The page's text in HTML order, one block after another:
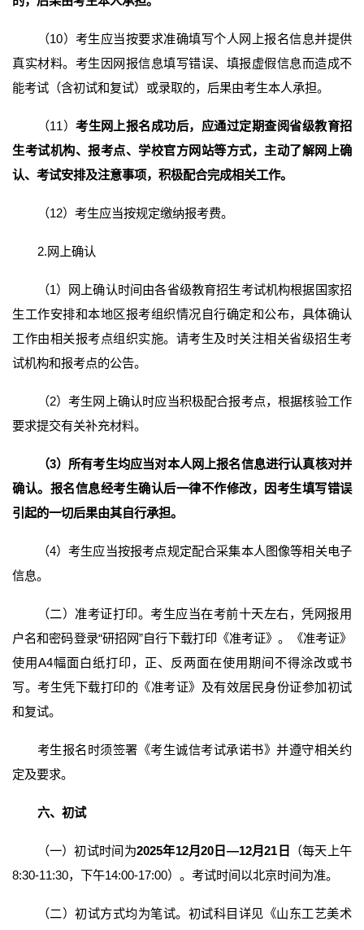
（10）考生应当按要求准确填写个人网上报名信息并提供
真实材料。考生因网报信息填写错误、填报虚假信息而造成不
能考试（含初试和复试）或录取的，后果由考生本人承担。
（11）考生网上报名成功后，应通过定期查阅省级教育招
生考试机构、报考点、学校官方网站等方式，主动了解网上确
认、考试安排及注意事项，积极配合完成相关工作。
（12）考生应当按规定缴纳报考费。
2.网上确认
（1）网上确认时间由各省级教育招生考试机构根据国家招
生工作安排和本地区报考组织情况自行确定和公布，具体确认
工作由相关报考点组织实施。请考生及时关注相关省级招生考
试机构和报考点的公告。
（2）考生网上确认时应当积极配合报考点，根据核验工作
要求提交有关补充材料。
（3）所有考生均应当对本人网上报名信息进行认真核对并
确认。报名信息经考生确认后一律不作修改，因考生填写错误
引起的一切后果由其自行承担。
（4）考生应当按报考点规定配合采集本人图像等相关电子
信息。
（二）准考证打印。考生应当在考前十天左右，凭网报用
户名和密码登录“研招网”自行下载打印《准考证》。《准考证》
使用A4幅面白纸打印，正、反两面在使用期间不得涂改或书
写。考生凭下载打印的《准考证》及有效居民身份证参加初试
和复试。
考生报名时须签署《考生诚信考试承诺书》并遵守相关约
定及要求。
六、初试
（一）初试时间为2025年12月20日—12月21日
（每天上午
8:30-11:30，下午14:00-17:00）。考试时间以北京时间为准。
（二）初试方式均为笔试。初试科目详见《山东工艺美术